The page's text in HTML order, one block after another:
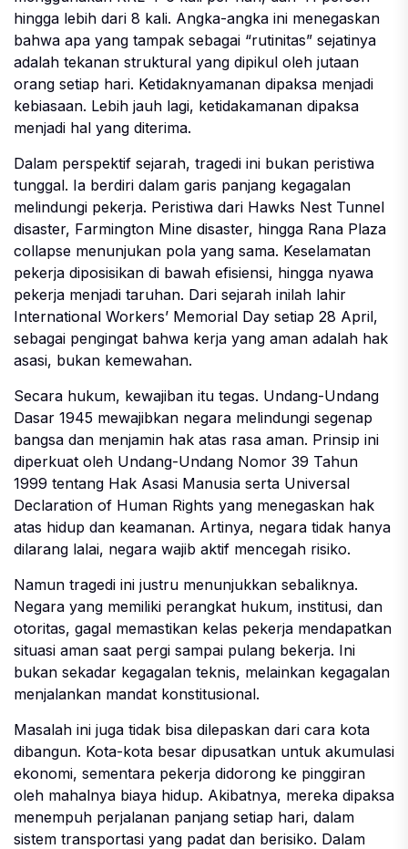
hingga lebih dari 8 kali. Angka-angka ini menegaskan
bahwa apa yang tampak sebagai “rutinitas” sejatinya
adalah tekanan struktural yang dipikul oleh jutaan
orang setiap hari. Ketidaknyamanan dipaksa menjadi
kebiasaan. Lebih jauh lagi, ketidakamanan dipaksa
menjadi hal yang diterima.
Dalam perspektif sejarah, tragedi ini bukan peristiwa
tunggal. Ia berdiri dalam garis panjang kegagalan
melindungi pekerja. Peristiwa dari Hawks Nest Tunnel
disaster, Farmington Mine disaster, hingga Rana Plaza
collapse menunjukan pola yang sama. Keselamatan
pekerja diposisikan di bawah efisiensi, hingga nyawa
pekerja menjadi taruhan. Dari sejarah inilah lahir
International Workers’ Memorial Day setiap 28 April,
sebagai pengingat bahwa kerja yang aman adalah hak
asasi, bukan kemewahan.
Secara hukum, kewajiban itu tegas. Undang-Undang
Dasar 1945 mewajibkan negara melindungi segenap
bangsa dan menjamin hak atas rasa aman. Prinsip ini
diperkuat oleh Undang-Undang Nomor 39 Tahun
1999 tentang Hak Asasi Manusia serta Universal
Declaration of Human Rights yang menegaskan hak
atas hidup dan keamanan. Artinya, negara tidak hanya
dilarang lalai, negara wajib aktif mencegah risiko.
Namun tragedi ini justru menunjukkan sebaliknya.
Negara yang memiliki perangkat hukum, institusi, dan
otoritas, gagal memastikan kelas pekerja mendapatkan
situasi aman saat pergi sampai pulang bekerja. Ini
bukan sekadar kegagalan teknis, melainkan kegagalan
menjalankan mandat konstitusional.
Masalah ini juga tidak bisa dilepaskan dari cara kota
dibangun. Kota-kota besar dipusatkan untuk akumulasi
ekonomi, sementara pekerja didorong ke pinggiran
oleh mahalnya biaya hidup. Akibatnya, mereka dipaksa
menempuh perjalanan panjang setiap hari, dalam
sistem transportasi yang padat dan berisiko. Dalam